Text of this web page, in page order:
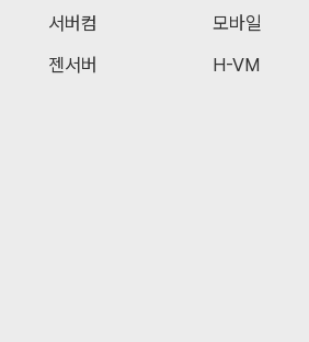
서버컴
젠서버
모바일
H-VM